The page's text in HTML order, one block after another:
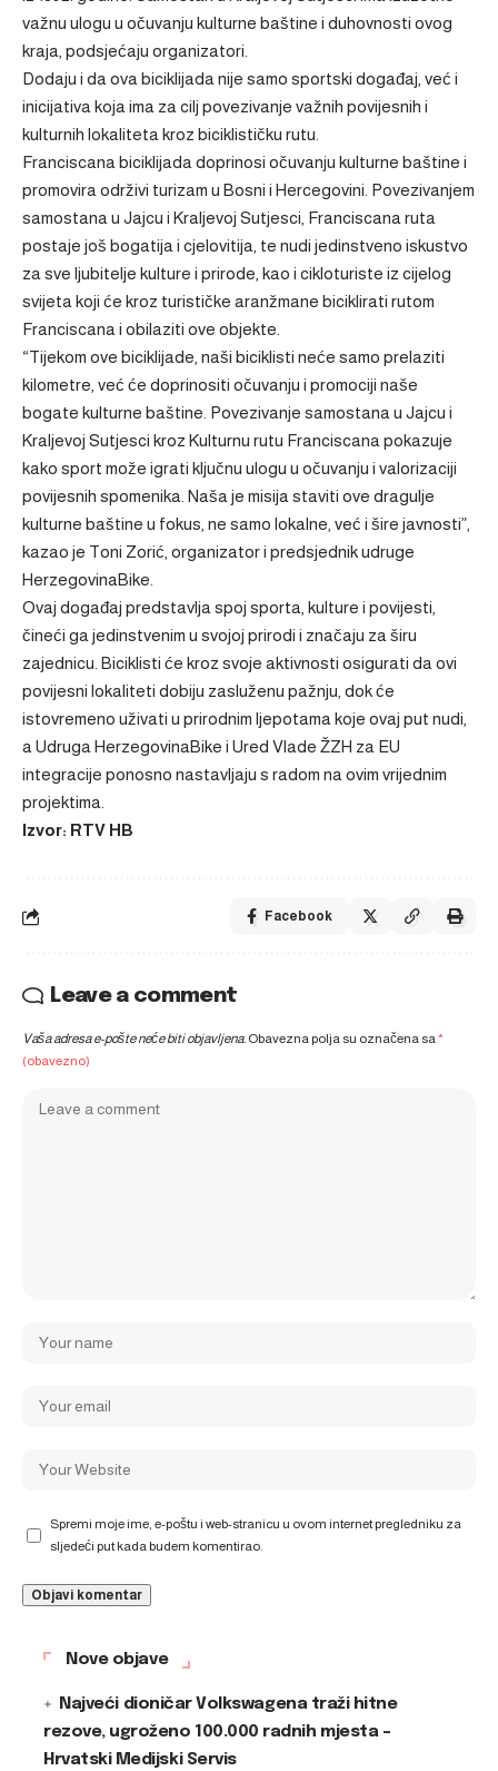
važnu ulogu u očuvanju kulturne baštine i duhovnosti ovog
kraja, podsjećaju organizatori.
Dodaju i da ova biciklijada nije samo sportski događaj, već i
inicijativa koja ima za cilj povezivanje važnih povijesnih i
kulturnih lokaliteta kroz biciklističku rutu.
Franciscana biciklijada doprinosi očuvanju kulturne baštine i
promovira održivi turizam u Bosni i Hercegovini. Povezivanjem
samostana u Jajcu i Kraljevoj Sutjesci, Franciscana ruta
postaje još bogatija i cjelovitija, te nudi jedinstveno iskustvo
za sve ljubitelje kulture i prirode, kao i cikloturiste iz cijelog
svijeta koji će kroz turističke aranžmane biciklirati rutom
Franciscana i obilaziti ove objekte.
“Tijekom ove biciklijade, naši biciklisti neće samo prelaziti
kilometre, već će doprinositi očuvanju i promociji naše
bogate kulturne baštine. Povezivanje samostana u Jajcu i
Kraljevoj Sutjesci kroz Kulturnu rutu Franciscana pokazuje
kako sport može igrati ključnu ulogu u očuvanju i valorizaciji
povijesnih spomenika. Naša je misija staviti ove dragulje
kulturne baštine u fokus, ne samo lokalne, već i šire javnosti”,
kazao je Toni Zorić, organizator i predsjednik udruge
HerzegovinaBike.
Ovaj događaj predstavlja spoj sporta, kulture i povijesti,
čineći ga jedinstvenim u svojoj prirodi i značaju za širu
zajednicu. Biciklisti će kroz svoje aktivnosti osigurati da ovi
povijesni lokaliteti dobiju zasluženu pažnju, dok će
istovremeno uživati u prirodnim ljepotama koje ovaj put nudi,
a Udruga HerzegovinaBike i Ured Vlade ŽZH za EU
integracije ponosno nastavljaju s radom na ovim vrijednim
projektima.
Izvor: RTV HB
Facebook
Leave a comment
Vaša adresa e-pošte neće biti objavljena. Obavezna polja su označena sa*
(obavezno)
Spremi moje ime, e-poštu i web-stranicu u ovom internet pregledniku za
sljedeći put kada budem komentirao.
Nove objave
Najveći dioničar Volkswagena traži hitne
rezove, ugroženo 100.000 radnih mjesta –
Hrvatski Medijski Servis